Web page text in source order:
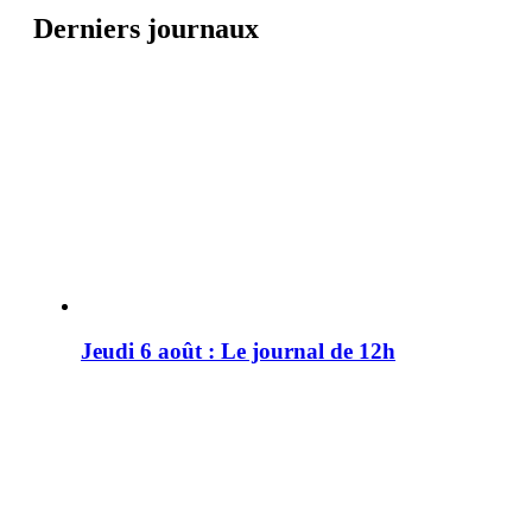
Derniers journaux
Jeudi 6 août : Le journal de 12h